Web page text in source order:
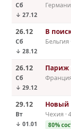
Сб
↓ 27.12
26.12
Сб
↓ 28.12
В
Бельгия
26.12
Сб
↓ 29.12
Париж
29.12
Вт
↓ 01.01
Новый
Чехия ·
80%